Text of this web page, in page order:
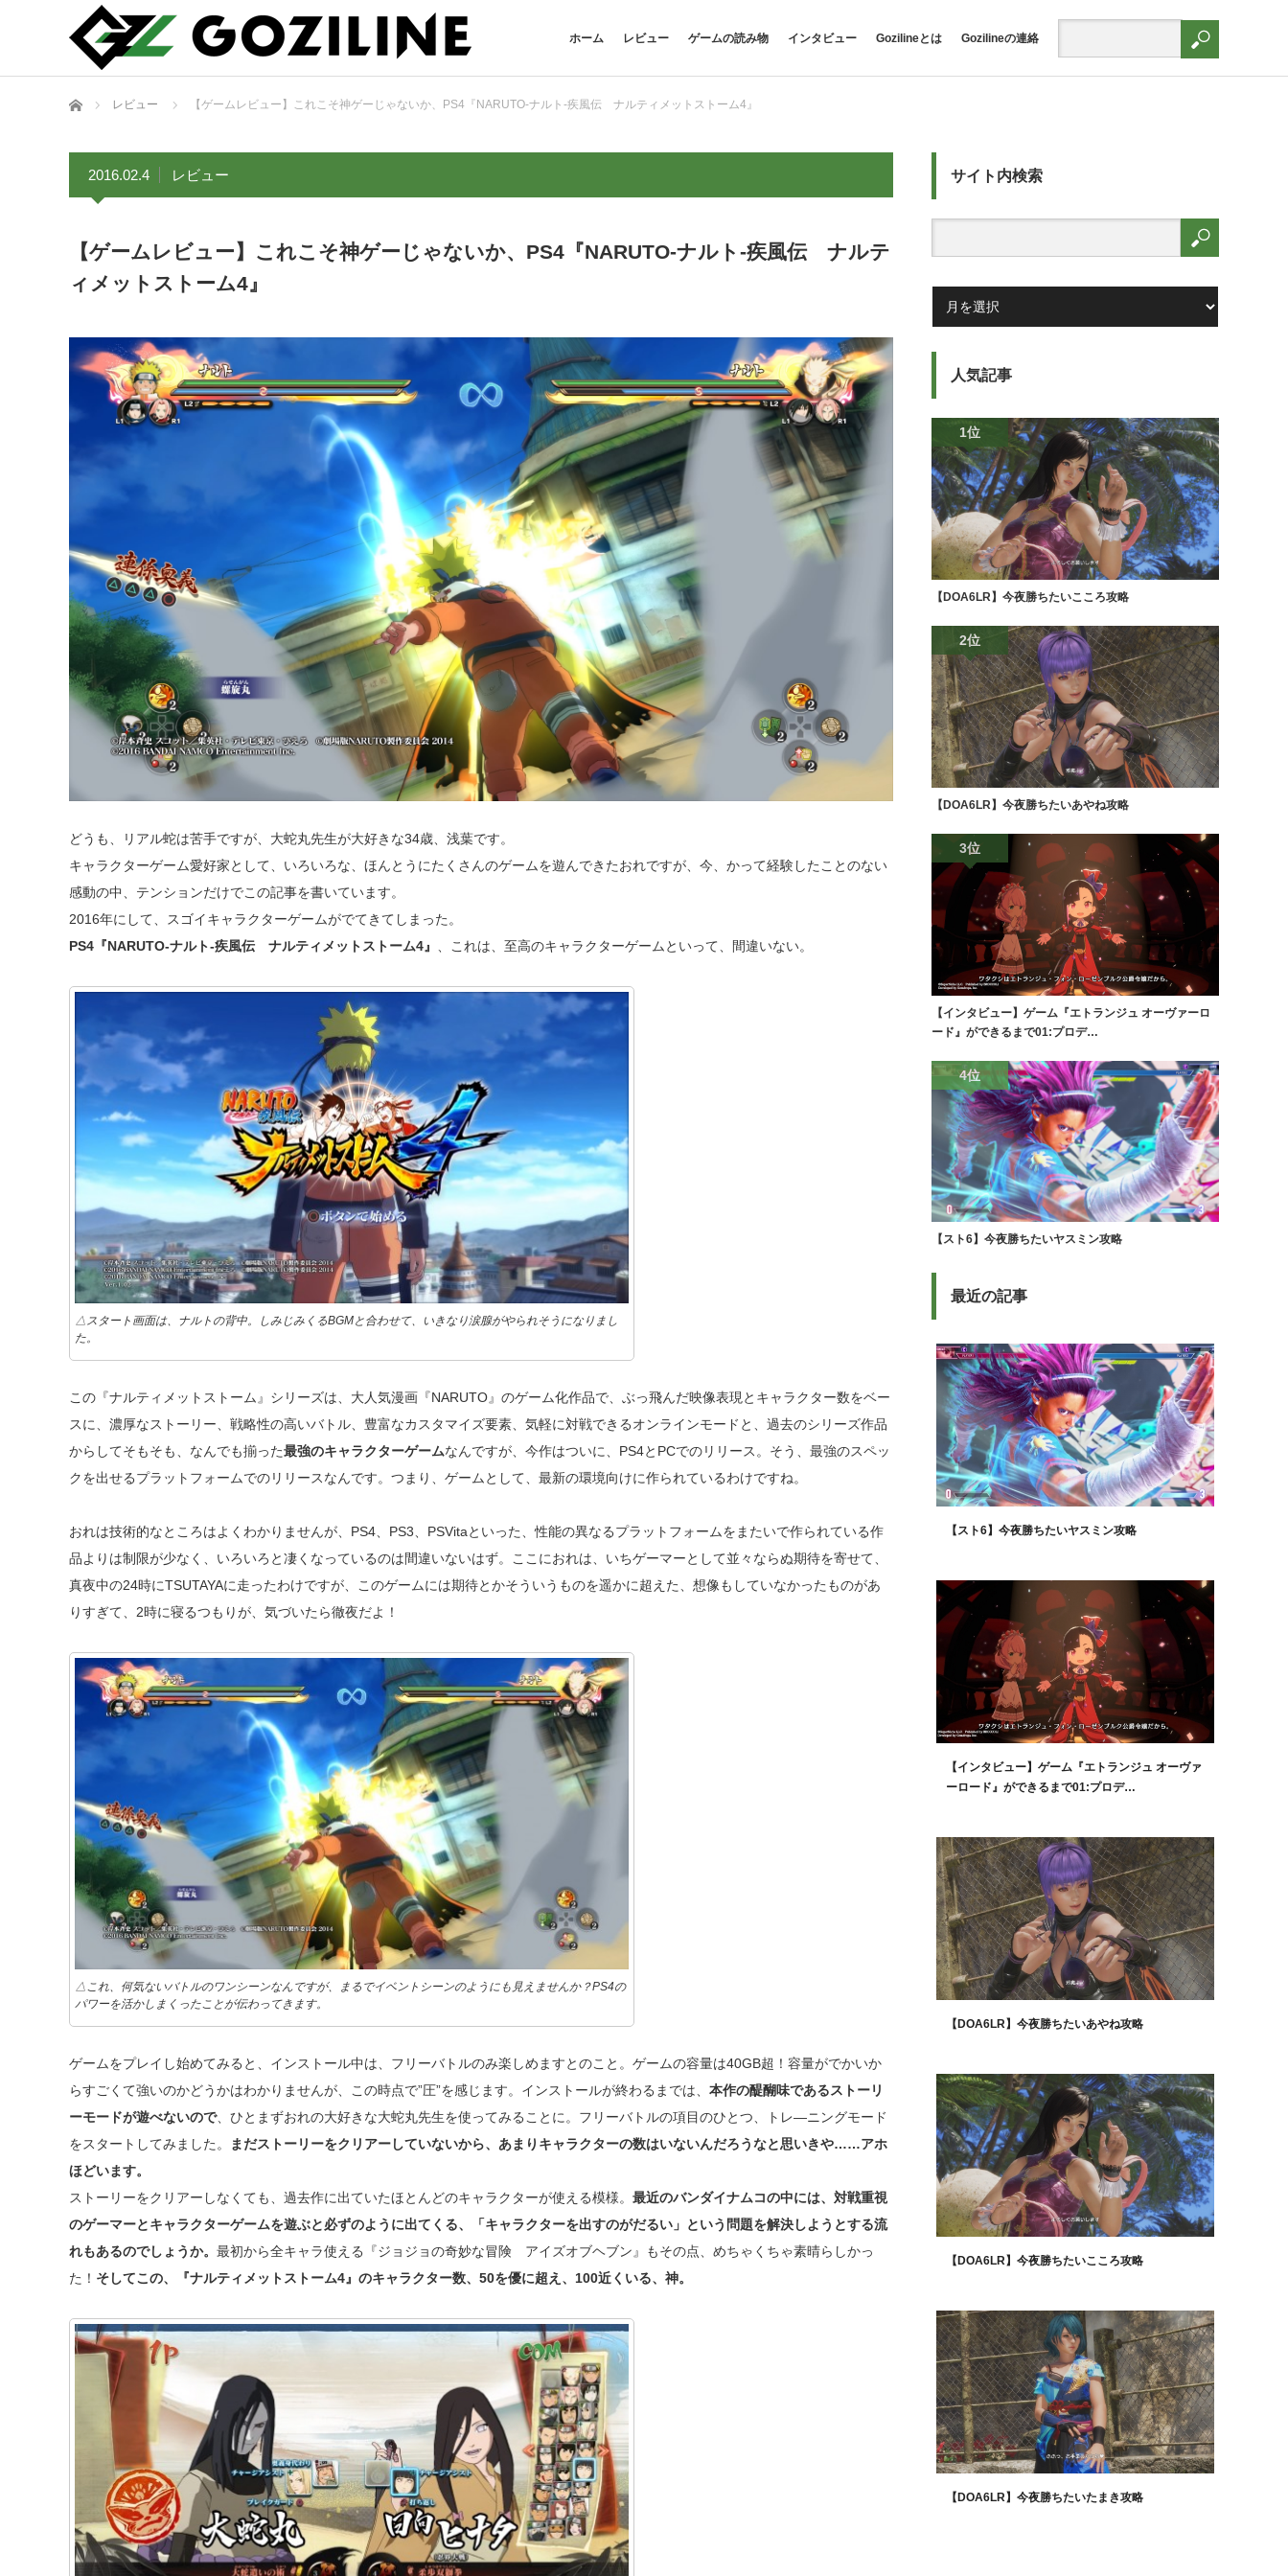
ホーム レビュー ゲームの読み物 インタビュー Gozilineとは Gozilineの連絡
ホーム レビュー 【ゲームレビュー】これこそ神ゲーじゃないか、PS4『NARUTO-ナルト-疾風伝 ナルティメットストーム4』
2016.02.4 レビュー
【ゲームレビュー】これこそ神ゲーじゃないか、PS4『NARUTO-ナルト-疾風伝 ナルテ
ィメットストーム4』
どうも、リアル蛇は苦手ですが、大蛇丸先生が大好きな34歳、浅葉です。
キャラクターゲーム愛好家として、いろいろな、ほんとうにたくさんのゲームを遊んできたおれですが、今、かって経験したことのない
感動の中、テンションだけでこの記事を書いています。
2016年にして、スゴイキャラクターゲームがでてきてしまった。
PS4『NARUTO-ナルト-疾風伝 ナルティメットストーム4』
、これは、至高のキャラクターゲームといって、間違いない。
△スタート画面は、ナルトの背中。しみじみくるBGMと合わせて、いきなり涙腺がやられそうになりまし
た。
この『ナルティメットストーム』シリーズは、大人気漫画『NARUTO』のゲーム化作品で、ぶっ飛んだ映像表現とキャラクター数をベー
スに、濃厚なストーリー、戦略性の高いバトル、豊富なカスタマイズ要素、気軽に対戦できるオンラインモードと、過去のシリーズ作品
からしてそもそも、なんでも揃った最強のキャラクターゲームなんですが、今作はついに、PS4とPCでのリリース。そう、最強のスペッ
クを出せるプラットフォームでのリリースなんです。つまり、ゲームとして、最新の環境向けに作られているわけですね。
おれは技術的なところはよくわかりませんが、PS4、PS3、PSVitaといった、性能の異なるプラットフォームをまたいで作られている作
品よりは制限が少なく、いろいろと凄くなっているのは間違いないはず。ここにおれは、いちゲーマーとして並々ならぬ期待を寄せて、
真夜中の24時にTSUTAYAに走ったわけですが、このゲームには期待とかそういうものを遥かに超えた、想像もしていなかったものがあ
りすぎて、2時に寝るつもりが、気づいたら徹夜だよ！
△これ、何気ないバトルのワンシーンなんですが、まるでイベントシーンのようにも見えませんか？PS4の
パワーを活かしまくったことが伝わってきます。
ゲームをプレイし始めてみると、インストール中は、フリーバトルのみ楽しめますとのこと。ゲームの容量は40GB超！容量がでかいか
らすごくて強いのかどうかはわかりませんが、この時点で”圧”を感じます。インストールが終わるまでは、 本作の醍醐味であるストーリ
ーモードが遊べないので、ひとまずおれの大好きな大蛇丸先生を使ってみることに。フリーバトルの項目のひとつ、トレ―ニングモード
をスタートしてみました。
まだストーリーをクリアーしていないから、あまりキャラクターの数はいないんだろうなと思いきや……アホ
ほどいます。
ストーリーをクリアーしなくても、過去作に出ていたほとんどのキャラクターが使える模様。 最近のバンダイナムコの中には、対戦重視
のゲーマーとキャラクターゲームを遊ぶと必ずのように出てくる、「キャラクターを出すのがだるい」という問題を解決しようとする流
れもあるのでしょうか。 最初から全キャラ使える『ジョジョの奇妙な冒険 アイズオブヘブン』もその点、めちゃくちゃ素晴らしかっ
た！ そしてこの、『ナルティメットストーム4』のキャラクター数、50を優に超え、100近くいる、神。
サイト内検索
人気記事
1位
【DOA6LR】今夜勝ちたいこころ攻略
2位
【DOA6LR】今夜勝ちたいあやね攻略
3位
【インタビュー】ゲーム『エトランジュ オーヴァーロ
ード』ができるまで01:プロデ…
4位
【スト6】今夜勝ちたいヤスミン攻略
最近の記事
【スト6】今夜勝ちたいヤスミン攻略
【インタビュー】ゲーム『エトランジュ オーヴァ
ーロード』ができるまで01:プロデ…
【DOA6LR】今夜勝ちたいあやね攻略
【DOA6LR】今夜勝ちたいこころ攻略
【DOA6LR】今夜勝ちたいたまき攻略